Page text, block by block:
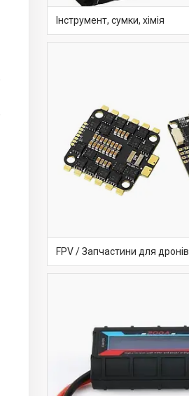
Інструмент, сумки, хімія
FPV / Запчастини для дронів